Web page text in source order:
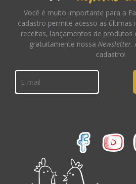
Você é muito importante para a
cadastro permite acesso as
receitas, lançamentos de produtos
gratuitamente nossa Newsletter.
cadastro!